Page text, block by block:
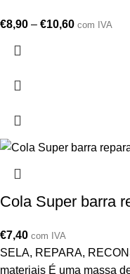
€8,90 – €10,60 com IVA
Cola Super barra
€7,40 com IVA
SELA, REPARA,
materiais É uma massa